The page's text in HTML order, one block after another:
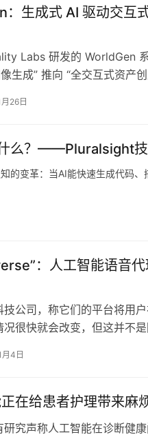
生成式 AI 驱动交互
Labs 研发的 WorldGen
生成” 推向 “全交互式资产
26日
么？——Pluralsight
的变革：当AI能快速生成代码
：人工智能语音
技公司，称它们的平台将用
很快就会改变，但这并不
朵即将成为最有效的渠道，…
4日
在给患者护理带来麻
究声称人工智能在诊断健